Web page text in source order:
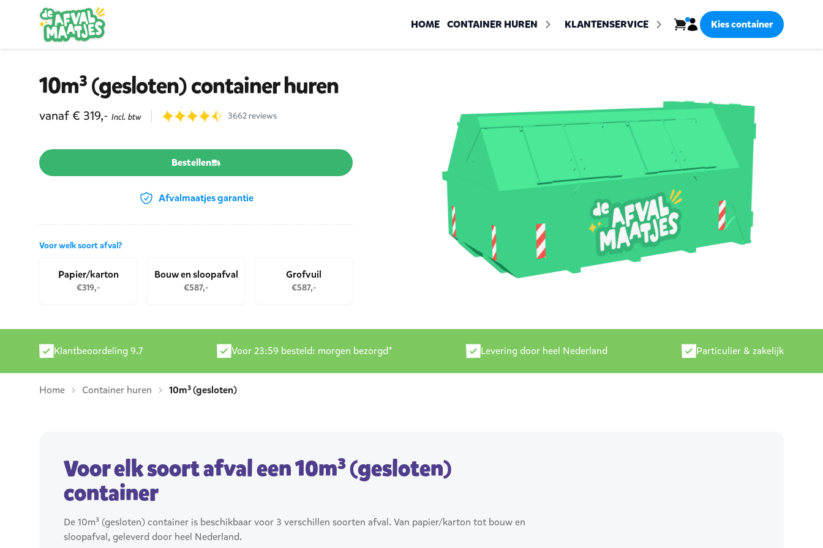
HOME CONTAINER HUREN KLANTENSERVICE Bekijk winkelwagen
InloggenKies container
10m³ (gesloten) container huren
Product informatie
vanaf € 319,- Incl. btw
Reviews
3662 reviews
Product opties
Bestellen
Afvalmaatjes garantie
Voor welk soort afval?
Papier/karton
€319,-
Bouw en sloopafval
€587,-
Grofvuil
€587,-
Klantbeoordeling 9.7 Voor 23:59 besteld: morgen bezorgd* Levering door heel Nederland Particulier & zakelijk
Home Container huren 10m³ (gesloten)
Voor elk soort afval een 10m³ (gesloten)
container
De 10m³ (gesloten) container is beschikbaar voor 3 verschillen soorten afval. Van papier/karton tot bouw en
sloopafval, geleverd door heel Nederland.